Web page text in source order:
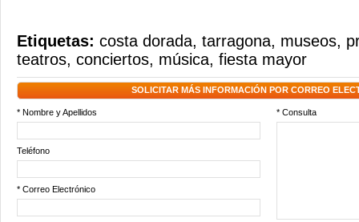
Etiquetas: costa dorada, tarragona, museos,
teatros, conciertos, música, fiesta mayor
SOLICITAR MÁS INFORMACIÓN POR CORREO
* Nombre y Apellidos * Consulta
Teléfono
* Correo Electrónico